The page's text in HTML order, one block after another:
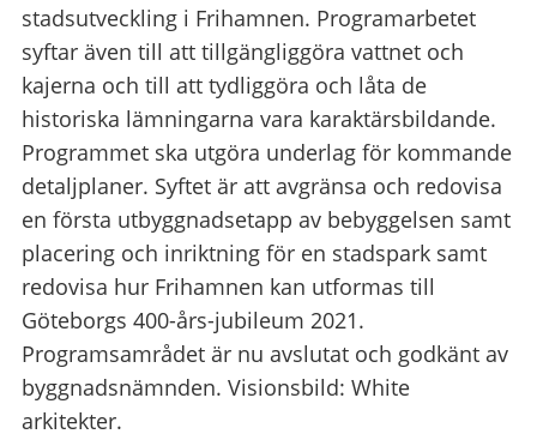
stadsutveckling i Frihamnen. Programarbetet
syftar även till att tillgängliggöra vattnet och
kajerna och till att tydliggöra och låta de
historiska lämningarna vara karaktärsbildande.
Programmet ska utgöra underlag för kommande
detaljplaner. Syftet är att avgränsa och redovisa
en första utbyggnadsetapp av bebyggelsen samt
placering och inriktning för en stadspark samt
redovisa hur Frihamnen kan utformas till
Göteborgs 400-års-jubileum 2021.
Programsamrådet är nu avslutat och godkänt av
byggnadsnämnden. Visionsbild: White
arkitekter.